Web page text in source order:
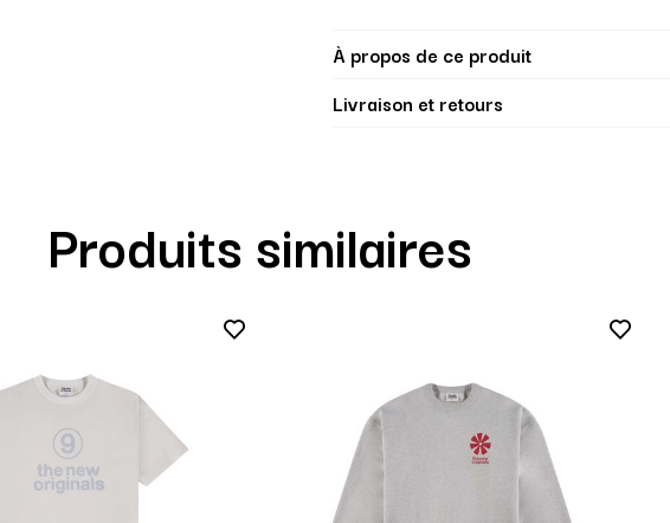
À propos de ce produit
Livraison et retours
Produits similaires